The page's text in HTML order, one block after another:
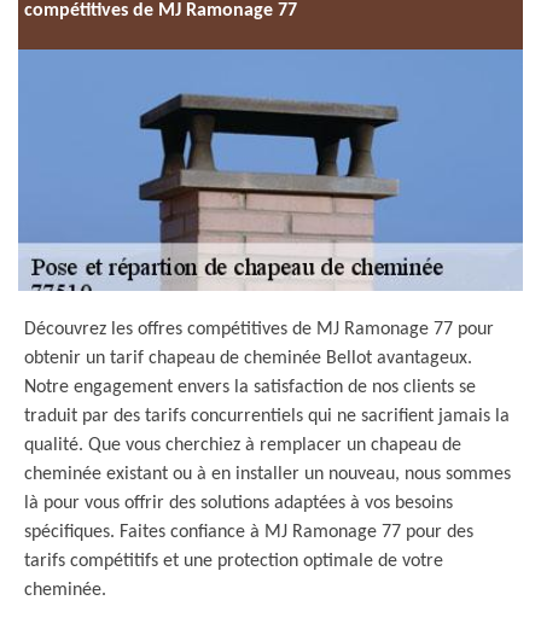
compétitives de MJ Ramonage 77
Découvrez les offres compétitives de MJ Ramonage 77 pour
obtenir un tarif chapeau de cheminée Bellot avantageux.
Notre engagement envers la satisfaction de nos clients se
traduit par des tarifs concurrentiels qui ne sacrifient jamais la
qualité. Que vous cherchiez à remplacer un chapeau de
cheminée existant ou à en installer un nouveau, nous sommes
là pour vous offrir des solutions adaptées à vos besoins
spécifiques. Faites confiance à MJ Ramonage 77 pour des
tarifs compétitifs et une protection optimale de votre
cheminée.